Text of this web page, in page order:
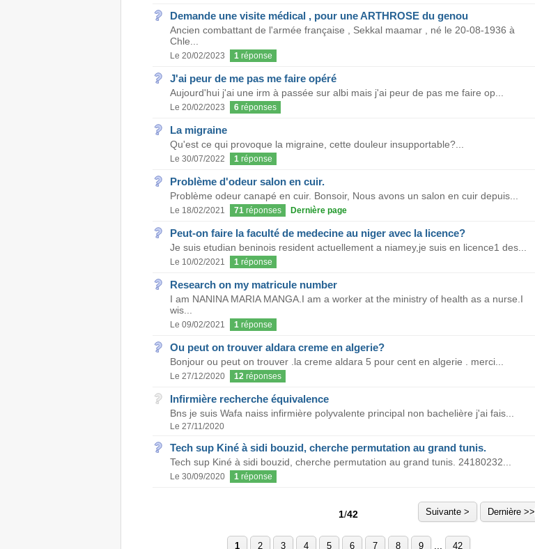
Demande une visite médical , pour une ARTHROSE du genou
Ancien combattant de l'armée française , Sekkal maamar , né le 20-08-1936 à
Chle...
Le 20/02/2023 1réponse
J'ai peur de me pas me faire opéré
Aujourd'hui j'ai une irm à passée sur albi mais j'ai peur de pas me faire op...
Le 20/02/2023 6réponses
La migraine
Qu'est ce qui provoque la migraine, cette douleur insupportable?...
Le 30/07/2022 1réponse
Problème d'odeur salon en cuir.
Problème odeur canapé en cuir. Bonsoir, Nous avons un salon en cuir depuis...
Le 18/02/2021 71réponses Dernière page
Peut-on faire la faculté de medecine au niger avec la licence?
Je suis etudian beninois resident actuellement a niamey,je suis en licence1 des...
Le 10/02/2021 1réponse
Research on my matricule number
I am NANINA MARIA MANGA.I am a worker at the ministry of health as a nurse.I
wis...
Le 09/02/2021 1réponse
Ou peut on trouver aldara creme en algerie?
Bonjour ou peut on trouver .la creme aldara 5 pour cent en algerie . merci...
Le 27/12/2020 12réponses
Infirmière recherche équivalence
Bns je suis Wafa naiss infirmière polyvalente principal non bachelière j'ai fais...
Le 27/11/2020
Tech sup Kiné à sidi bouzid, cherche permutation au grand tunis.
Tech sup Kiné à sidi bouzid, cherche permutation au grand tunis. 24180232...
Le 30/09/2020 1réponse
1/42 Dernière >>|
Suivante >
1 2 3 4 5 6 7 8 9 42